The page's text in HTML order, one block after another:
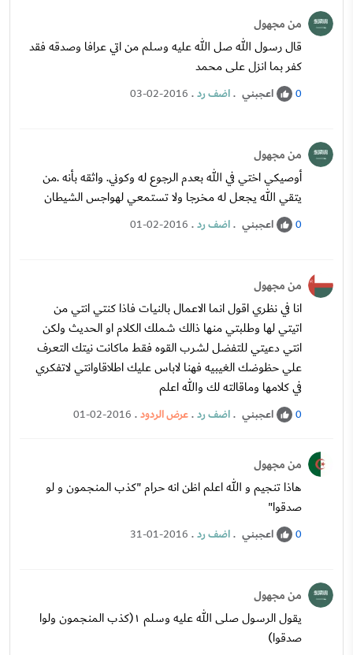
من مجهول
قال رسول الله صل الله عليه وسلم من اتي عرافا وصدقه فقد
كفر بما انزل على محمد
0 اعجبني .اضف رد.
03-02-2016
من مجهول
أوصيكي اختي في الله بعدم الرجوع له وكوني. واثقه بأنه .من
يتقي الله يجعل له مخرجا ولا تستمعي لهواجس الشيطان
0 اعجبني .اضف رد.
01-02-2016
من مجهول
انا في نظري اقول انما الاعمال بالنيات فاذا كنتي انتي من
اتيتي لها وطلبتي منها ذالك شملك الكلام او الحديث ولكن
انتي دعيتي للتفضل لشرب القوه فقط ماكانت نيتك التعرف
علي حظوضك الغيبيه فهنا لاباس عليك اطلاقاوانتي لاتفكري
في كلامها وماقالته لك والله اعلم
0 اعجبني .اضف رد.عرض الردود.
01-02-2016
من مجهول
هاذا تنجيم و الله اعلم اظن انه حرام "كذب المنجمون و لو
صدقوا"
0 اعجبني .اضف رد.
31-01-2016
من مجهول
يقول الرسول صلى الله عليه وسلم ١(كذب المنجمون ولوا
صدقوا)